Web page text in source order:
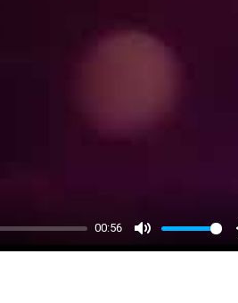
00:56
Mute